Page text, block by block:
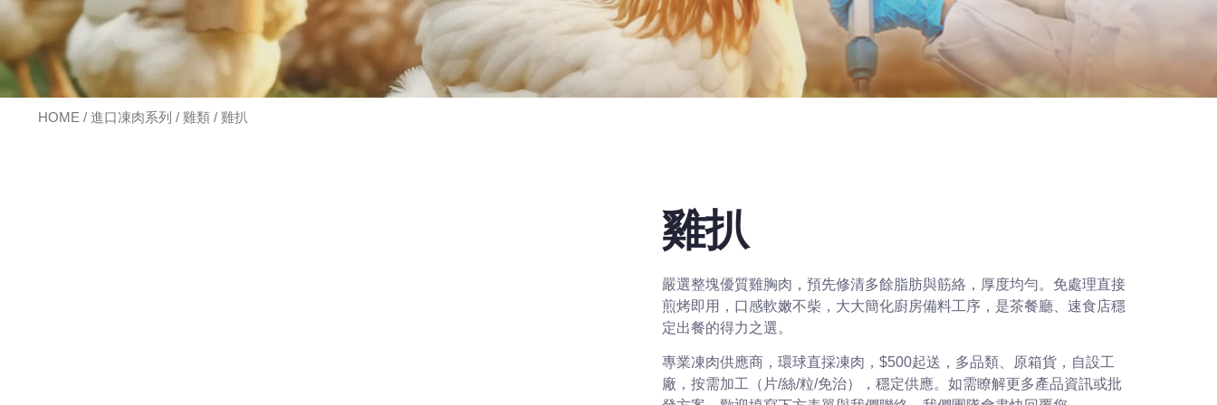
HOME / 進口凍肉系列 / 雞類 / 雞扒
雞扒
嚴選整塊優質雞胸肉，預先修清多餘脂肪與筋絡，厚度均勻。免處理直接
煎烤即用，口感軟嫩不柴，大大簡化廚房備料工序，是茶餐廳、速食店穩
定出餐的得力之選。
專業凍肉供應商，環球直採凍肉，$500起送，多品類、原箱貨，自設工
廠，按需加工（片/絲/粒/免治），穩定供應。如需瞭解更多產品資訊或批